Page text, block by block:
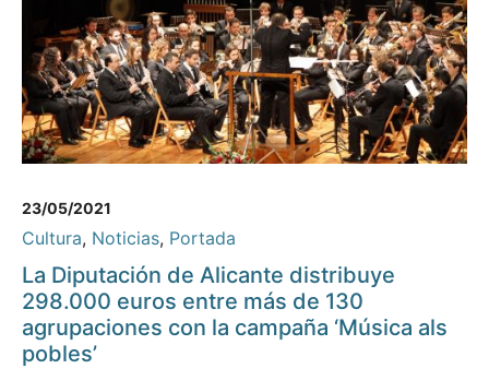
23/05/2021
Cultura, Noticias, Portada
La Diputación de Alicante distribuye
298.000 euros entre más de 130
agrupaciones con la campaña ‘Música als
pobles’